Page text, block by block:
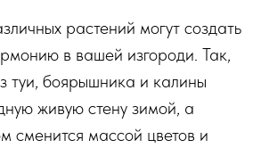
растений могут создать
в вашей изгороди. Так,
туи, боярышника и калины
живую стену зимой, а
сменится массой цветов и